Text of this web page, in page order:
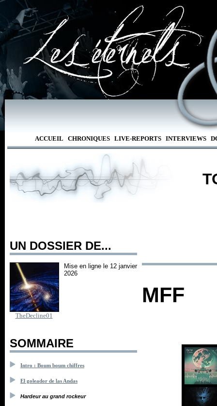
ACCUEIL CHRONIQUES LIVE-REPORTS INTERVIEWS
UN DOSSIER DE...
TheDecline01
Mise en ligne le 12 janvier
2026
SOMMAIRE
Intro : Boum boum chiffres
El goleador de las Andas
Hardeur au grand rockeur
MFF